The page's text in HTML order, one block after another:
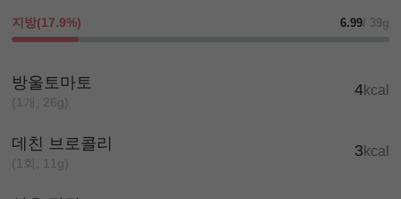
지방(17.9%) 6.99/ 39g
방울토마토
(1개, 26g)
4kcal
데친 브로콜리
(1회, 11g)
3 kcal